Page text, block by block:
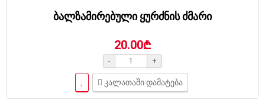
ბალზამირებული ყურძნის ძმარი
20.00₾
- +
კალათაში დამატება